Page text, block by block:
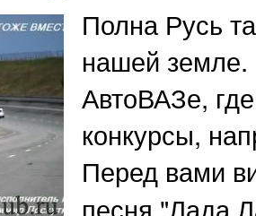
Полна Русь
нашей земле.
АвтоВАЗе,
конкурсы,
Перед вами
песня "Лада